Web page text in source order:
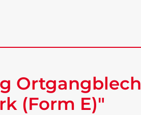
Ortgangblech
(Form E)"